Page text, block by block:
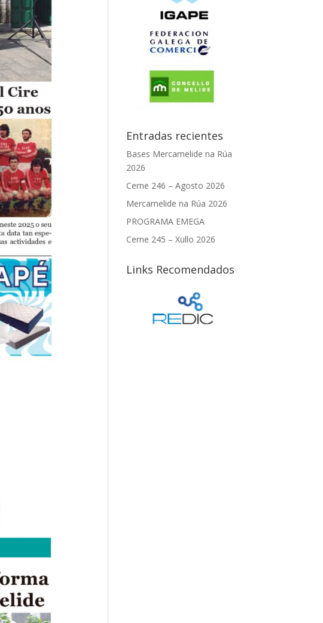
Entradas recientes
Bases Mercamelide na Rúa
2026
Cerne 246 – Agosto 2026
Mercamelide na Rúa 2026
PROGRAMA EMEGA
Cerne 245 – Xullo 2026
Links Recomendados